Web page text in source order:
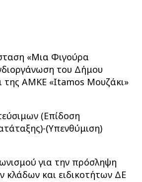
«Μια Φιγούρα
του Δήμου
της ΑΜΚΕ «Itamos Μουζάκι»
(Επίδοση
(Υπενθύμιση)
για την πρόσληψη
και ειδικοτήτων ΔΕ